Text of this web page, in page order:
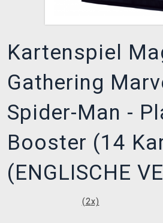
Kartenspiel
Gathering
Spider-Man -
Booster (14
(ENGLISCHE
(2x)